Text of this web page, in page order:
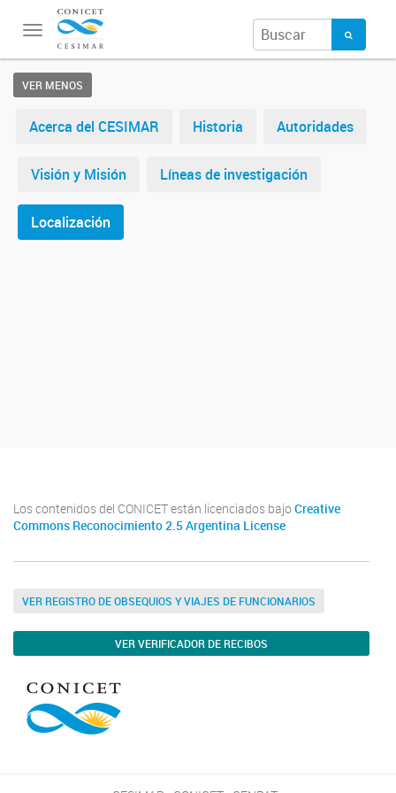
Toggle
navigation
VER MENOS
Acerca del CESIMAR Historia Autoridades
Visión y Misión Líneas de investigación
Localización
Los contenidos del CONICET están licenciados bajo Creative
Commons Reconocimiento 2.5 Argentina License
VER REGISTRO DE OBSEQUIOS Y VIAJES DE FUNCIONARIOS
VER VERIFICADOR DE RECIBOS